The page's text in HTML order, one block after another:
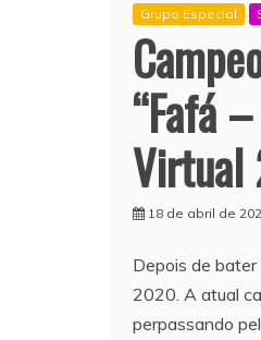
Grupo Especial
“Fafá
Virtual
18 de abril de
Depois de
2020. A atual
perpassando